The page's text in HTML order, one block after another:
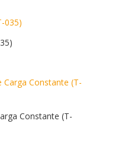
Constante (T-